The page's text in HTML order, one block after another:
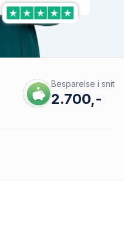
Besparelse i snit
2.700,-